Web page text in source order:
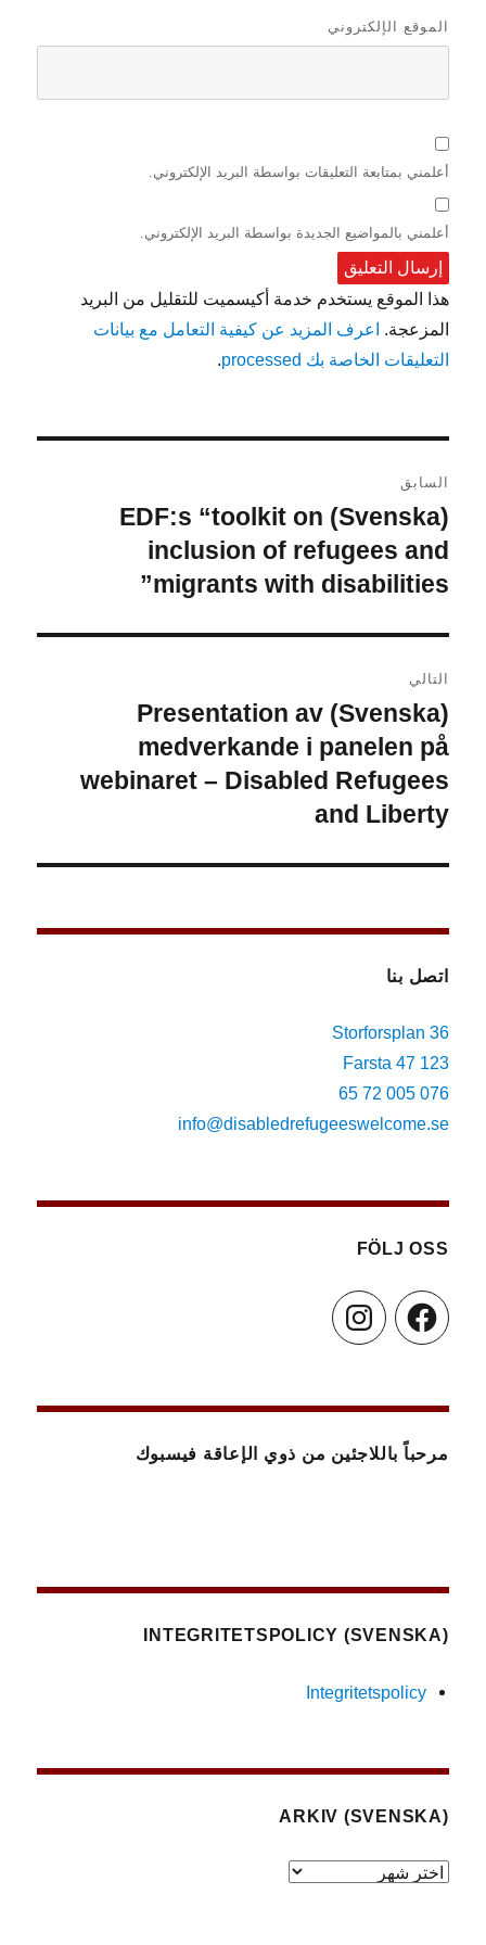
الموقع الإلكتروني
أعلمني بمتابعة التعليقات بواسطة البريد الإلكتروني.
أعلمني بالمواضيع الجديدة بواسطة البريد الإلكتروني.
هذا الموقع يستخدم خدمة أكيسميت للتقليل من البريد
المزعجة.
اعرف المزيد عن كيفية التعامل مع بيانات
التعليقات الخاصة بك processed
.
المقالات
السابق
المقالة
السابقة:
(Svenska) EDF:s “toolkit on
inclusion of refugees and
migrants with disabilities”
التالي
المقالة
التالية:
(Svenska) Presentation av
medverkande i panelen på
webinaret – Disabled Refugees
and Liberty
اتصل بنا
Storforsplan 36
123 47 Farsta
076 005 72 65
info@disabledrefugeeswelcome.se
FÖLJ OSS
Facebook
Instagram
مرحباً باللاجئين من ذوي الإعاقة فيسبوك
(SVENSKA) INTEGRITETSPOLICY
Integritetspolicy
(SVENSKA) ARKIV